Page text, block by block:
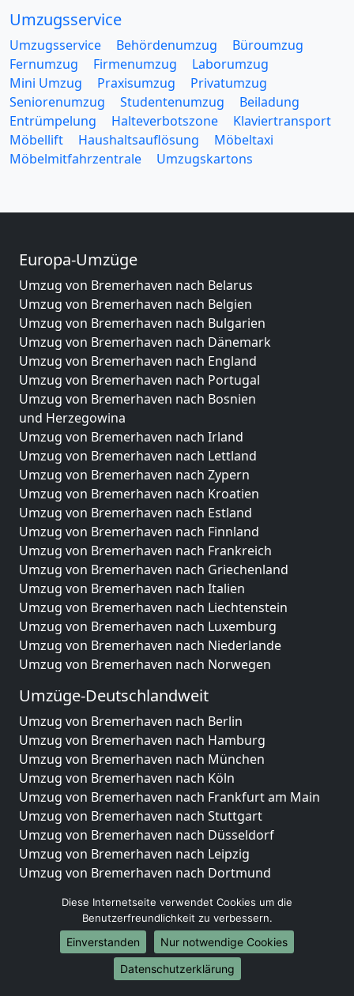
Umzugsservice
Umzugsservice Behördenumzug
Büroumzug
Fernumzug
Firmenumzug
Laborumzug
Mini Umzug
Praxisumzug
Privatumzug
Seniorenumzug
Studentenumzug
Beiladung
Entrümpelung
Halteverbotszone
Klaviertransport
Möbellift
Haushaltsauflösung
Möbeltaxi
Möbelmitfahrzentrale
Umzugskartons
Europa-Umzüge
Umzug von Bremerhaven nach Belarus
Umzug von Bremerhaven nach Belgien
Umzug von Bremerhaven nach Bulgarien
Umzug von Bremerhaven nach Dänemark
Umzug von Bremerhaven nach England
Umzug von Bremerhaven nach Portugal
Umzug von Bremerhaven nach Bosnien
und Herzegowina
Umzug von Bremerhaven nach Irland
Umzug von Bremerhaven nach Lettland
Umzug von Bremerhaven nach Zypern
Umzug von Bremerhaven nach Kroatien
Umzug von Bremerhaven nach Estland
Umzug von Bremerhaven nach Finnland
Umzug von Bremerhaven nach Frankreich
Umzug von Bremerhaven nach Griechenland
Umzug von Bremerhaven nach Italien
Umzug von Bremerhaven nach Liechtenstein
Umzug von Bremerhaven nach Luxemburg
Umzug von Bremerhaven nach Niederlande
Umzug von Bremerhaven nach Norwegen
Umzüge-Deutschlandweit
Umzug von Bremerhaven nach Berlin
Umzug von Bremerhaven nach Hamburg
Umzug von Bremerhaven nach München
Umzug von Bremerhaven nach Köln
Umzug von Bremerhaven nach Frankfurt am Main
Umzug von Bremerhaven nach Stuttgart
Umzug von Bremerhaven nach Düsseldorf
Umzug von Bremerhaven nach Leipzig
Umzug von Bremerhaven nach Dortmund
Umzug von Bremerhaven nach Bremen
Umzug von Bremerhaven nach Dresden
Umzug von Bremerhaven nach Hannover
Umzug von Bremerhaven nach Nürnberg
Umzug von Bremerhaven nach Duisburg
Diese Internetseite verwendet Cookies um die
Benutzerfreundlichkeit zu verbessern.
Einverstanden
Nur notwendige Cookies
Datenschutzerklärung